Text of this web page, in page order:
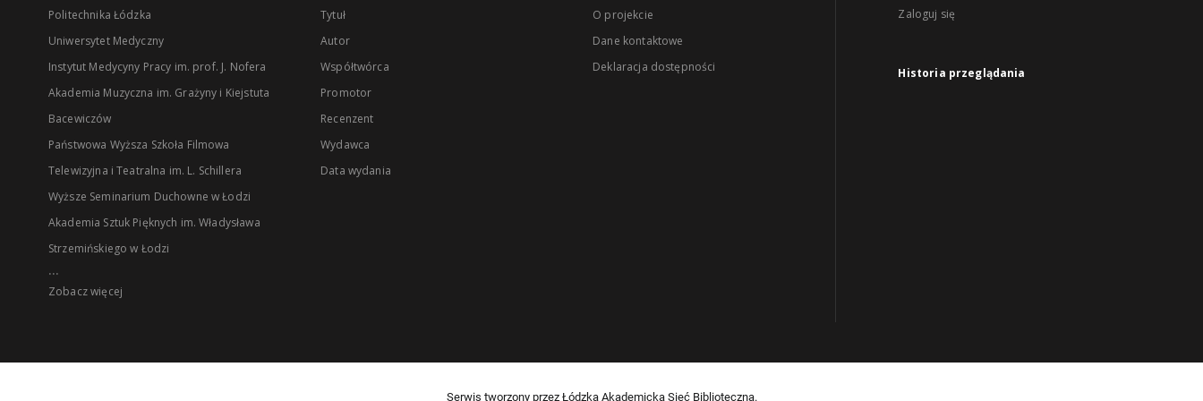
Politechnika Łódzka
Uniwersytet Medyczny
Instytut Medycyny Pracy im. prof. J. Nofera
Akademia Muzyczna im. Grażyny i Kiejstuta
Bacewiczów
Państwowa Wyższa Szkoła Filmowa
Telewizyjna i Teatralna im. L. Schillera
Wyższe Seminarium Duchowne w Łodzi
Akademia Sztuk Pięknych im. Władysława
Strzemińskiego w Łodzi
...
Zobacz więcej
Tytuł
Autor
Współtwórca
Promotor
Recenzent
Wydawca
Data wydania
O projekcie
Dane kontaktowe
Deklaracja dostępności
Zaloguj się
Historia przeglądania
Serwis tworzony przez Łódzką Akademicką Sieć Biblioteczną.